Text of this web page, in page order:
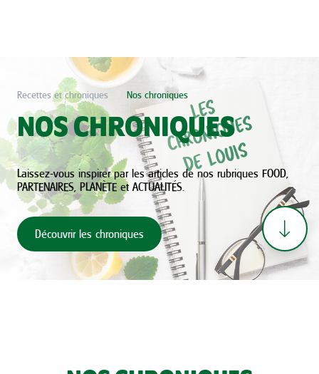
Recettes et chroniques Nos chroniques
NOS CHRONIQUES
Laissez-vous inspirer par les articles de nos rubriques FOOD,
PARTENAIRES, PLANÈTE et ACTUALITÉS.
Découvrir les chroniques